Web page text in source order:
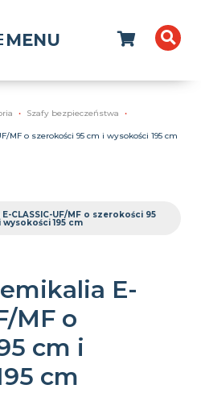
MENU
Szafy bezpieczeństwa
MF o szerokości 95 cm i wysokości 195 cm
CLASSIC-UF/MF o szerokości 95
wysokości 195 cm
E-
MF o
cm i
cm